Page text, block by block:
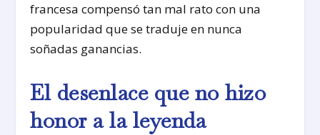
francesa compensó tan mal rato con una
popularidad que se traduje en nunca
soñadas ganancias.
El desenlace que no hizo
honor a la leyenda